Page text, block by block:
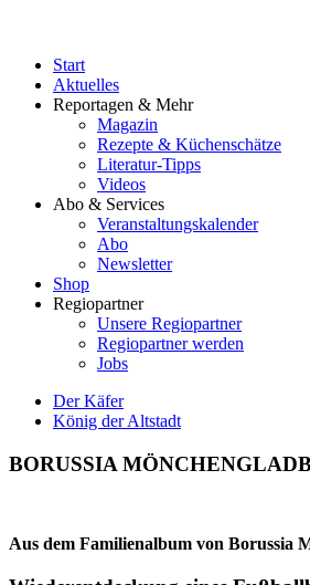
Start
Aktuelles
Reportagen & Mehr
Magazin
Rezepte & Küchenschätze
Literatur-Tipps
Videos
Abo & Services
Veranstaltungskalender
Abo
Newsletter
Shop
Regiopartner
Unsere Regiopartner
Regiopartner werden
Jobs
Der Käfer
König der Altstadt
BORUSSIA
Aus dem Familienalbum von Borussia